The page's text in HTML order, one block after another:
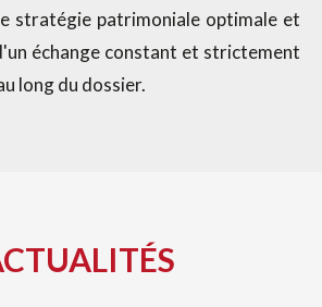
stratégie patrimoniale optimale et
échange constant et strictement
long du dossier.